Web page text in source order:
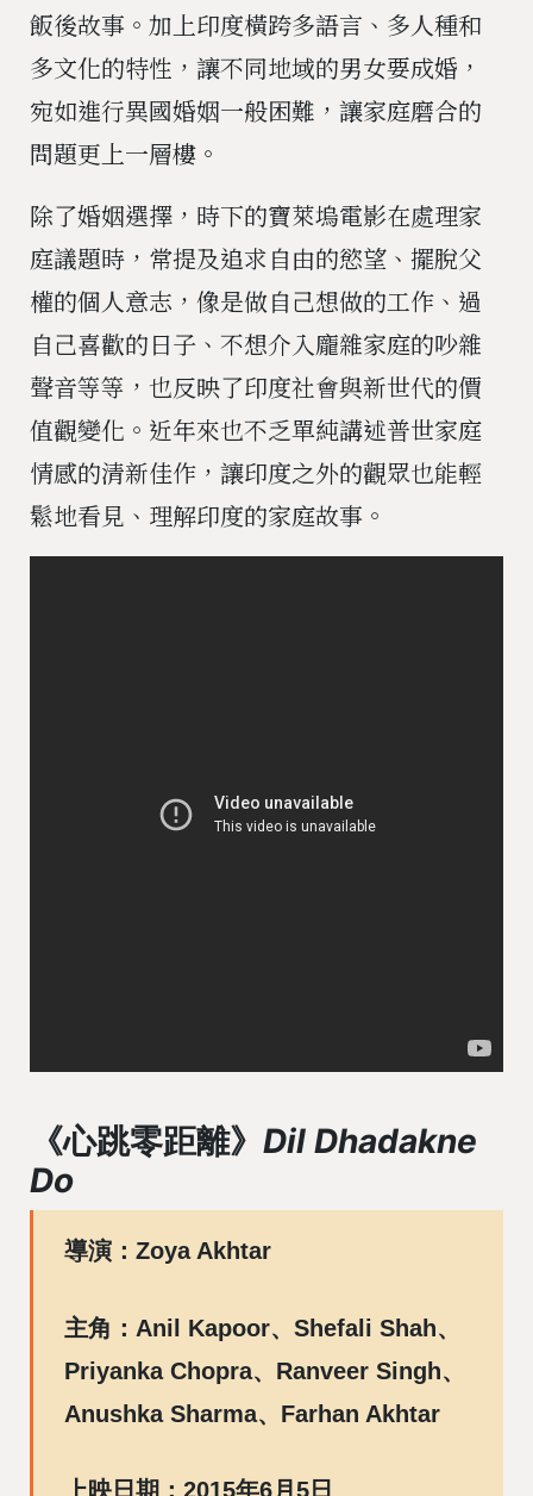
飯後故事。加上印度橫跨多語言、多人種和
多文化的特性，讓不同地域的男女要成婚，
宛如進行異國婚姻一般困難，讓家庭磨合的
問題更上一層樓。
除了婚姻選擇，時下的寶萊塢電影在處理家
庭議題時，常提及追求自由的慾望、擺脫父
權的個人意志，像是做自己想做的工作、過
自己喜歡的日子、不想介入龐雜家庭的吵雜
聲音等等，也反映了印度社會與新世代的價
值觀變化。近年來也不乏單純講述普世家庭
情感的清新佳作，讓印度之外的觀眾也能輕
鬆地看見、理解印度的家庭故事。
《心跳零距離》 Dil Dhadakne
Do
導演：Zoya Akhtar
主角：Anil Kapoor、Shefali Shah、
Priyanka Chopra、Ranveer Singh、
Anushka Sharma、Farhan Akhtar
上映日期：2015年6月5日